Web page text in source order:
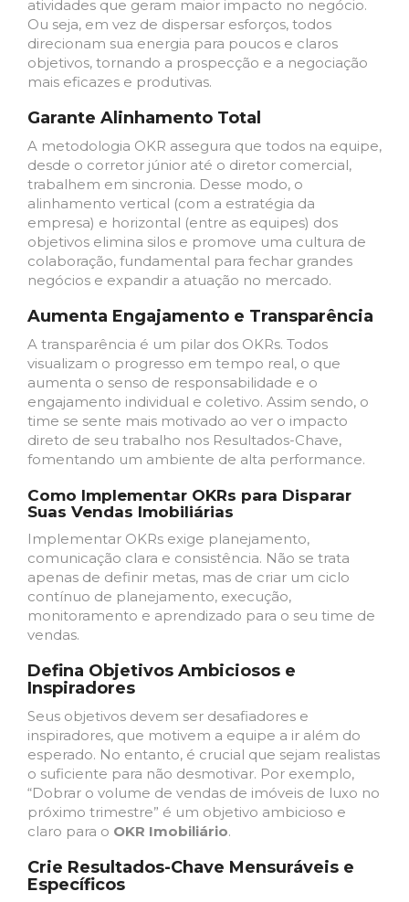
atividades que geram maior impacto no negócio.
Ou seja, em vez de dispersar esforços, todos
direcionam sua energia para poucos e claros
objetivos, tornando a prospecção e a negociação
mais eficazes e produtivas.
Garante Alinhamento Total
A metodologia OKR assegura que todos na equipe,
desde o corretor júnior até o diretor comercial,
trabalhem em sincronia. Desse modo, o
alinhamento vertical (com a estratégia da
empresa) e horizontal (entre as equipes) dos
objetivos elimina silos e promove uma cultura de
colaboração, fundamental para fechar grandes
negócios e expandir a atuação no mercado.
Aumenta Engajamento e Transparência
A transparência é um pilar dos OKRs. Todos
visualizam o progresso em tempo real, o que
aumenta o senso de responsabilidade e o
engajamento individual e coletivo. Assim sendo, o
time se sente mais motivado ao ver o impacto
direto de seu trabalho nos Resultados-Chave,
fomentando um ambiente de alta performance.
Como Implementar OKRs para Disparar
Suas Vendas Imobiliárias
Implementar OKRs exige planejamento,
comunicação clara e consistência. Não se trata
apenas de definir metas, mas de criar um ciclo
contínuo de planejamento, execução,
monitoramento e aprendizado para o seu time de
vendas.
Defina Objetivos Ambiciosos e
Inspiradores
Seus objetivos devem ser desafiadores e
inspiradores, que motivem a equipe a ir além do
esperado. No entanto, é crucial que sejam realistas
o suficiente para não desmotivar. Por exemplo,
“Dobrar o volume de vendas de imóveis de luxo no
próximo trimestre” é um objetivo ambicioso e
claro para o OKR Imobiliário.
Crie Resultados-Chave Mensuráveis e
Específicos